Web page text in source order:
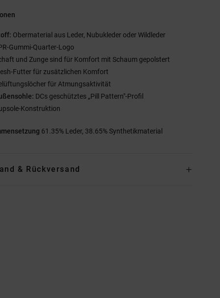
Obermaterial aus Leder, Nubukleder oder Wildleder
Gummi-Quarter-Logo
und Zunge sind für Komfort mit Schaum gepolstert
Futter für zusätzlichen Komfort
für Atmungsaktivität
DCs geschütztes „Pill Pattern"-Profil
Konstruktion
61.35% Leder, 38.65% Synthetikmaterial
& Rückversand